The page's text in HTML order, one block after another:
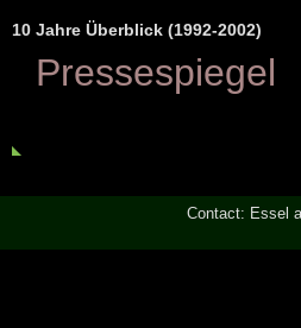
10 Jahre Überblick (1992-2002)
Pressespiegel
Contact: Essel